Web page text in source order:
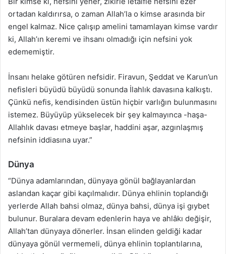
ortadan kaldırırsa, o zaman Allah’la o kimse arasında bir
engel kalmaz. Nice çalışıp amelini tamamlayan kimse vardır
ki, Allah’ın keremi ve ihsanı olmadığı için nefsini yok
edememiştir.
İnsanı helake götüren nefsidir. Firavun, Şeddat ve Karun’un
nefisleri büyüdü büyüdü sonunda İlahlık davasına kalkıştı.
Çünkü nefis, kendisinden üstün hiçbir varlığın bulunmasını
istemez. Büyüyüp yükselecek bir şey kalmayınca -haşa-
Allahlık davası etmeye başlar, haddini aşar, azgınlaşmış
nefsinin iddiasına uyar.”
Dünya
“Dünya adamlarından, dünyaya gönül bağlayanlardan
aslandan kaçar gibi kaçılmalıdır. Dünya ehlinin toplandığı
yerlerde Allah bahsi olmaz, dünya bahsi, dünya işi gıybet
bulunur. Buralara devam edenlerin haya ve ahlâkı değişir,
Allah’tan dünyaya dönerler. İnsan elinden geldiği kadar
dünyaya gönül vermemeli, dünya ehlinin toplantılarına,